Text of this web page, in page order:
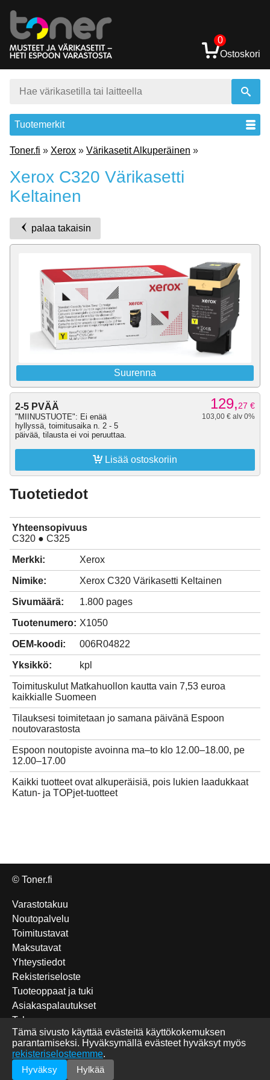
0
Ostoskori
Tuotemerkit
Toner.fi » Xerox » Värikasetit Alkuperäinen »
Xerox C320 Värikasetti
Keltainen
palaa takaisin
Suurenna
2-5 PVÄÄ
"MIINUSTUOTE": Ei enää
hyllyssä, toimitusaika n. 2 - 5
päivää, tilausta ei voi peruuttaa.
129,27 €
103,00 € alv 0%
 Lisää ostoskoriin
Tuotetiedot
Yhteensopivuus
C320 ● C325
Merkki: Xerox
Nimike: Xerox C320 Värikasetti Keltainen
Sivumäärä: 1.800 pages
Tuotenumero: X1050
OEM-koodi: 006R04822
Yksikkö: kpl
Toimituskulut Matkahuollon kautta vain 7,53 euroa
kaikkialle Suomeen
Tilauksesi toimitetaan jo samana päivänä Espoon
noutovarastosta
Espoon noutopiste avoinna ma–to klo 12.00–18.00, pe
12.00–17.00
Kaikki tuotteet ovat alkuperäisiä, pois lukien laadukkaat
Katun- ja TOPjet-tuotteet
© Toner.fi
Varastotakuu
Noutopalvelu
Toimitustavat
Maksutavat
Yhteystiedot
Rekisteriseloste
Tuoteoppaat ja tuki
Asiakaspalautukset
Takuu
Edulliset Katun-tuotteet
Tulostettavat sudokut
Briefly in English
Tämä sivusto käyttää evästeitä käyttökokemuksen
parantamiseksi. Hyväksymällä evästeet hyväksyt myös
rekisteriselosteemme.
Hyväksy
Hylkää